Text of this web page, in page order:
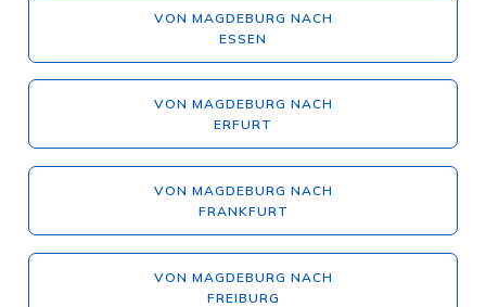
VON MAGDEBURG NACH
ESSEN
VON MAGDEBURG NACH
ERFURT
VON MAGDEBURG NACH
FRANKFURT
VON MAGDEBURG NACH
FREIBURG